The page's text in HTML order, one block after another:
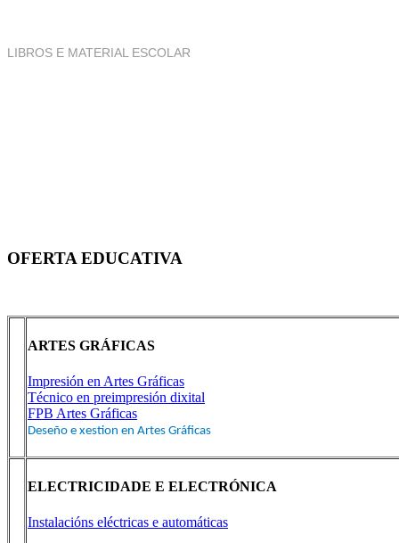
LIBROS E MATERIAL ESCOLAR
OFERTA EDUCATIVA
ARTES GRÁFICAS
Impresión en Artes Gráficas
Técnico en preimpresión dixital
FPB Artes Gráficas
Deseño e xestion en Artes Gráficas
ELECTRICIDADE E ELECTRÓNICA
Instalacións eléctricas e automáticas